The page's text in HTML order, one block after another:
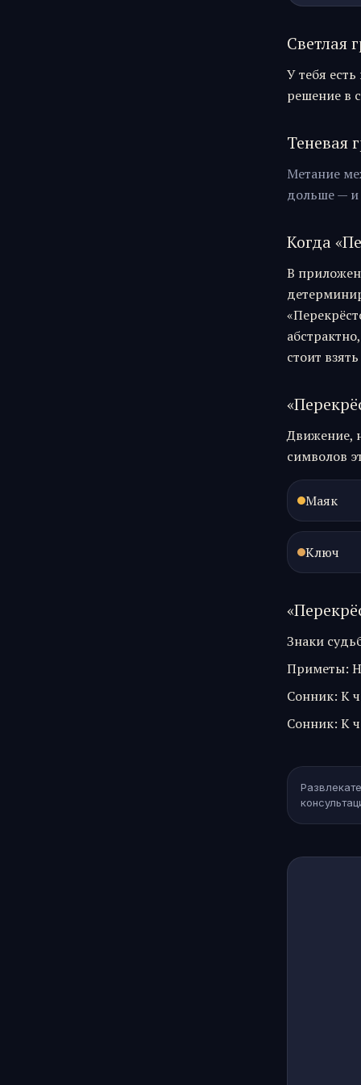
Светлая
У тебя
решение в
Теневая
Метание
дольше — и
Когда «
В
«
стоит
«
Движение,
символов
Маяк
Ключ
«
Знаки
Приметы:
Сонник: К
Сонник: К